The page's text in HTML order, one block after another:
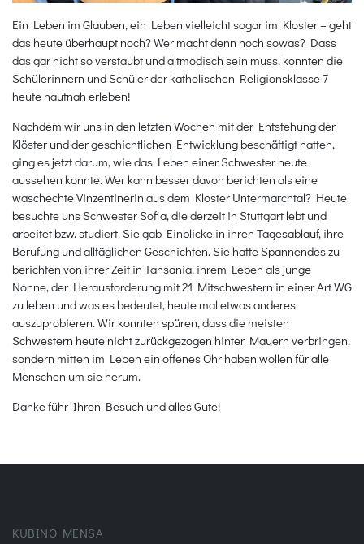
Ein Leben im Glauben, ein Leben vielleicht sogar im Kloster – geht
das heute überhaupt noch? Wer macht denn noch sowas? Dass
das gar nicht so verstaubt und altmodisch sein muss, konnten die
Schülerinnern und Schüler der katholischen Religionsklasse 7
heute hautnah erleben!
Nachdem wir uns in den letzten Wochen mit der Entstehung der
Klöster und der geschichtlichen Entwicklung beschäftigt hatten,
ging es jetzt darum, wie das Leben einer Schwester heute
aussehen konnte. Wer kann besser davon berichten als eine
waschechte Vinzentinerin aus dem Kloster Untermarchtal? Heute
besuchte uns Schwester Sofia, die derzeit in Stuttgart lebt und
arbeitet bzw. studiert. Sie gab Einblicke in ihren Tagesablauf, ihre
Berufung und alltäglichen Geschichten. Sie hatte Spannendes zu
berichten von ihrer Zeit in Tansania, ihrem Leben als junge
Nonne, der Herausforderung mit 21 Mitschwestern in einer Art WG
zu leben und was es bedeutet, heute mal etwas anderes
auszuprobieren. Wir konnten spüren, dass die meisten
Schwestern heute nicht zurückgezogen hinter Mauern verbringen,
sondern mitten im Leben ein offenes Ohr haben wollen für alle
Menschen um sie herum.
Danke führ Ihren Besuch und alles Gute!
KUBINO MENSA